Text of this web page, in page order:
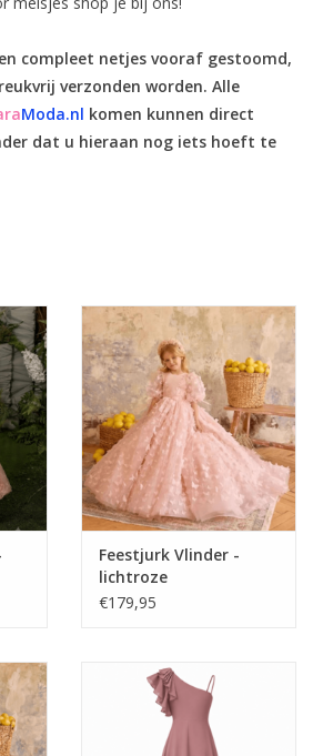
compleet netjes vooraf gestoomd,
verzonden worden. Alle
Moda.nl komen kunnen direct
dat u hieraan nog iets hoeft te
Feestjurk Vlinder -
lichtroze
€179,95